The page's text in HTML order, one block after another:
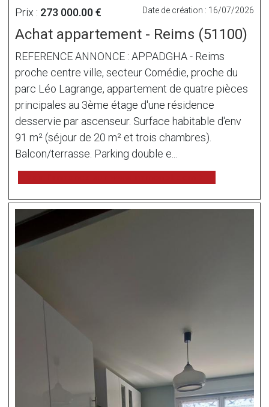
Prix : 273 000.00 € Date de création : 16/07/2026
Achat appartement - Reims (51100)
REFERENCE ANNONCE : APPADGHA - Reims
proche centre ville, secteur Comédie, proche du
parc Léo Lagrange, appartement de quatre pièces
principales au 3ème étage d'une résidence
desservie par ascenseur. Surface habitable d'env
91 m² (séjour de 20 m² et trois chambres).
Balcon/terrasse. Parking double e...